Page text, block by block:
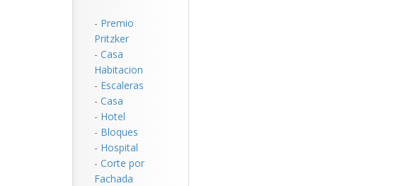
- Premio
Pritzker
- Casa
Habitacion
- Escaleras
- Casa
- Hotel
- Bloques
- Hospital
- Corte por
Fachada